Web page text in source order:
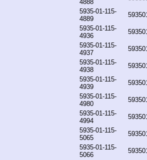
4888
5935-01-115-
4889
5935-01-115-
4936
5935-01-115-
4937
5935-01-115-
4938
5935-01-115-
4939
5935-01-115-
4980
5935-01-115-
4994
5935-01-115-
5065
5935-01-115-
5066